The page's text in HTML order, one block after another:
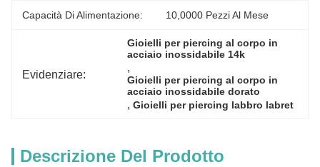
Capacità Di Alimentazione: 10,0000 Pezzi Al Mese
Evidenziare:
Gioielli per piercing al corpo in
acciaio inossidabile 14k
,
Gioielli per piercing al corpo in
acciaio inossidabile dorato
, Gioielli per piercing labbro labret
Descrizione Del Prodotto